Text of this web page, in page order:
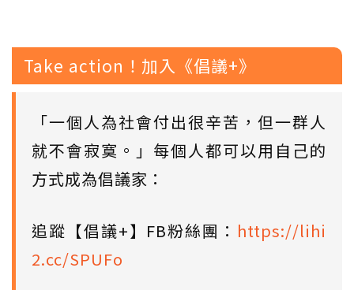
Take action！加入《倡議+》
「一個人為社會付出很辛苦，但一群人
就不會寂寞。」每個人都可以用自己的
方式成為倡議家：
追蹤【倡議+】FB粉絲團： https://lihi
2.cc/SPUFo